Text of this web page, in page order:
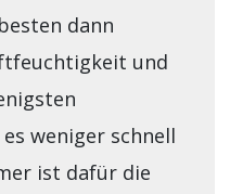
dann
und
weniger schnell
ist dafür die